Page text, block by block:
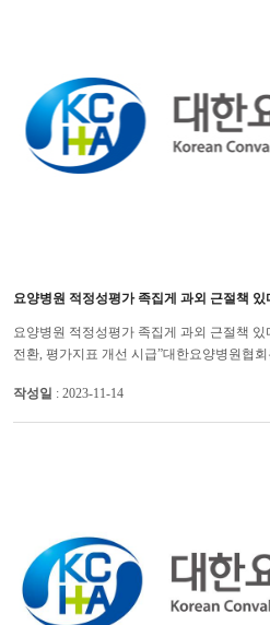
요양병원 적정성평가 족집게 과외 근절책 있
요양병원 적정성평가 족집게 과외 근절책
전환, 평가지표 개선 시급”대한요양병원협
작성일 : 2023-11-14